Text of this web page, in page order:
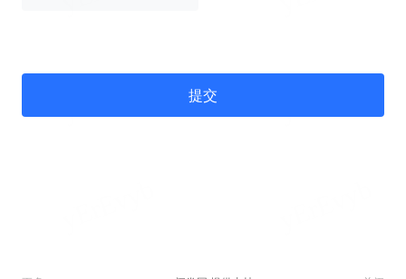
提交